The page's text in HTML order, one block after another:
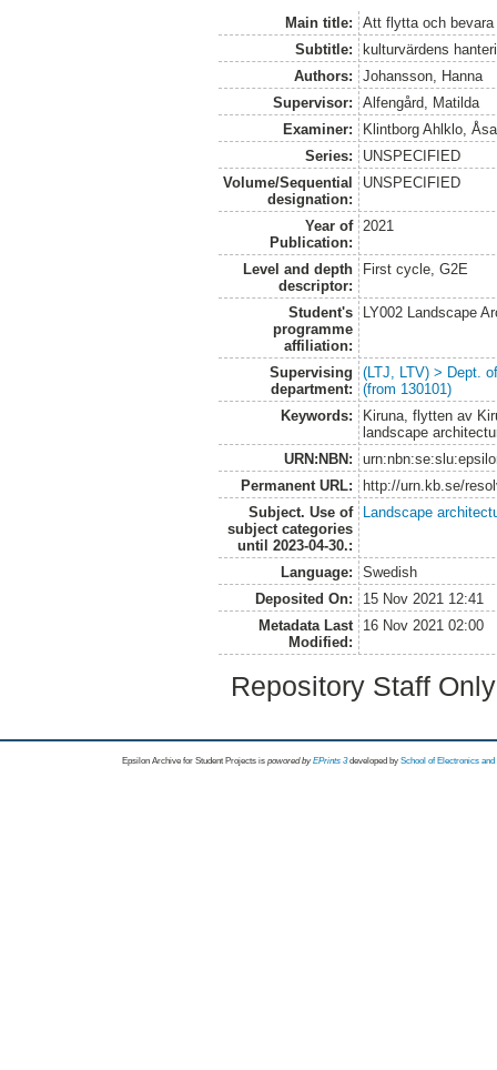
Main title:
Att flytta och
Subtitle:
kulturvärdens
Authors:
Johansson, Hanna
Supervisor:
Alfengård, Matilda
Examiner:
Klintborg Ahlklo, Åsa
Series:
UNSPECIFIED
Volume/Sequential
designation:
UNSPECIFIED
Year of
Publication:
2021
Level and depth
descriptor:
First cycle, G2E
Student's
programme
affiliation:
LY002 Landscape
Supervising
department:
(LTJ, LTV) > Dept.
(from 130101)
Keywords:
Kiruna, flytten av
landscape
URN:NBN:
Permanent URL:
http://urn.kb.se/
Subject. Use of
subject categories
until 2023-04-30.:
Landscape
Language:
Swedish
Deposited On:
15 Nov 2021 12:41
Metadata Last
Modified:
16 Nov 2021 02:00
Repository Staff
Epsilon Archive for Student Projects is powored byEPrints 3 developed by School of Electronics